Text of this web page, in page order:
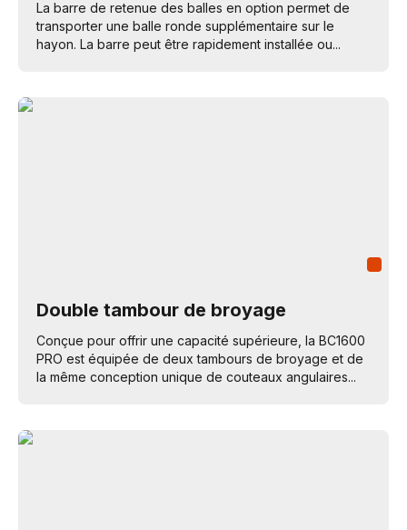
La barre de retenue des balles en option permet de
transporter une balle ronde supplémentaire sur le
hayon. La barre peut être rapidement installée ou...
Double tambour de broyage
Conçue pour offrir une capacité supérieure, la BC1600
PRO est équipée de deux tambours de broyage et de
la même conception unique de couteaux angulaires...